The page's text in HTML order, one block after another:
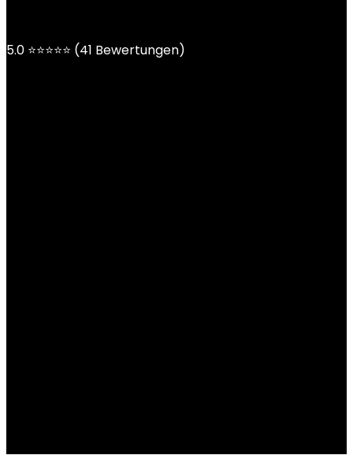
5.0 ⭐⭐⭐⭐⭐ (41 Bewertungen)